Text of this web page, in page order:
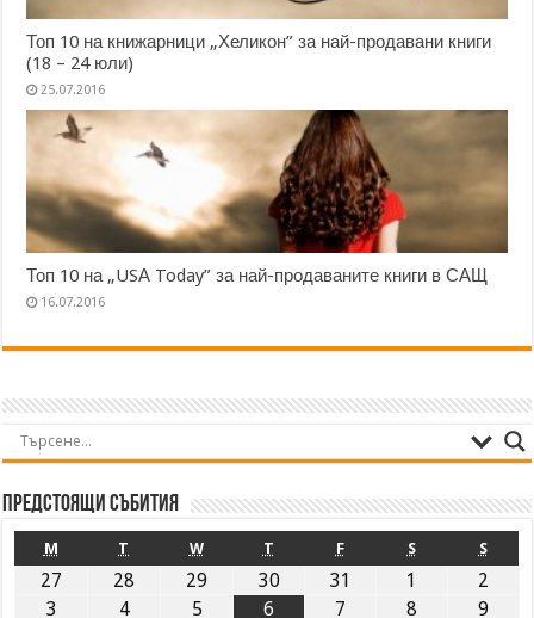
Топ 10 на книжарници „Хеликон” за най-продавани книги
(18 – 24 юли)
25.07.2016
Топ 10 на „USА Today” за най-продаваните книги в САЩ
16.07.2016
Предстоящи събития
M T W T F S S
27 28 29 30 31 1
2
3
4 5 6 7 8 9